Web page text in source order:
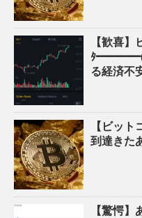
【歓喜
ﾀ━━━━(
る経済不
【ビッ
到達きた
【驚愕